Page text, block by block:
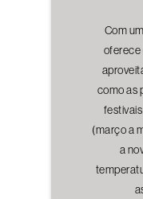
Com
oferece
como as
(março a
a